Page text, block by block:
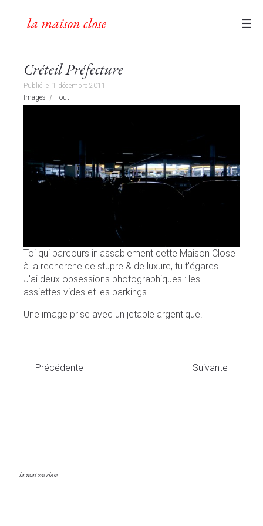
— la maison close
Créteil Préfecture
Publié le 1 décembre 2011
Images
Tout
Toi qui parcours inlassablement cette Maison Close
à la recherche de stupre & de luxure, tu t'égares.
J'ai deux obsessions photographiques : les
assiettes vides et les parkings.
Une image prise avec un jetable argentique.
Précédente Suivante
— la maison close